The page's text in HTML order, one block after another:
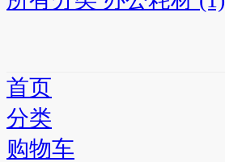
首页
分类
购物车